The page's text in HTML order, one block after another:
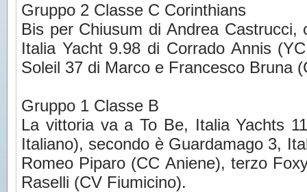
Gruppo 2 Classe C Corinthians
Bis per Chiusum di Andrea Castrucci,
Italia Yacht 9.98 di Corrado Annis
Soleil 37 di Marco e Francesco Bruna
Gruppo 1 Classe B
La vittoria va a To Be, Italia Yachts
Italiano), secondo è Guardamago 3,
Romeo Piparo (CC Aniene), terzo
Raselli (CV Fiumicino).